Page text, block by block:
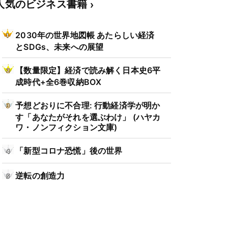
気のビジネス書籍
2030年の世界地図帳 あたらしい経済
とSDGs、未来への展望
【数量限定】経済で読み解く日本史6平
成時代+全6巻収納BOX
予想どおりに不合理: 行動経済学が明か
す「あなたがそれを選ぶわけ」 (ハヤカ
ワ・ノンフィクション文庫)
「新型コロナ恐慌」後の世界
逆転の創造力